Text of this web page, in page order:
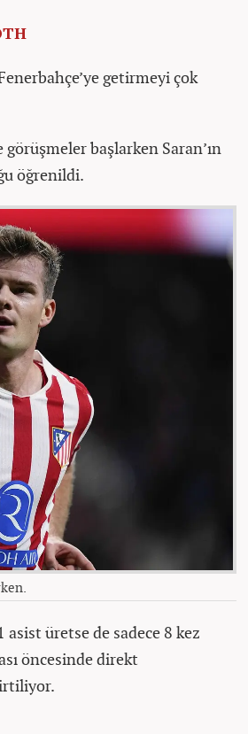
getirmeyi çok
başlarken Saran’ın
öğrenildi.
üretse de sadece 8 kez
öncesinde direkt